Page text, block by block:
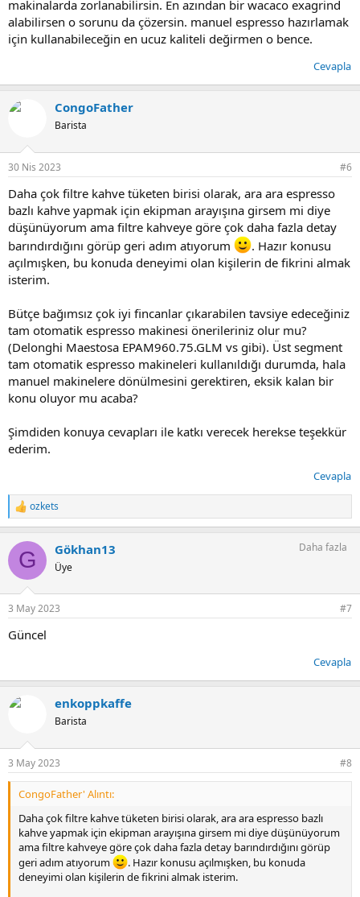
makinalarda zorlanabilirsin. En azından bir wacaco exagrind
alabilirsen o sorunu da çözersin. manuel espresso hazırlamak
için kullanabileceğin en ucuz kaliteli değirmen o bence.
Cevapla
CongoFather
Barista
30 Nis 2023 #6
Daha çok filtre kahve tüketen birisi olarak, ara ara espresso
bazlı kahve yapmak için ekipman arayışına girsem mi diye
düşünüyorum ama filtre kahveye göre çok daha fazla detay
barındırdığını görüp geri adım atıyorum
. Hazır konusu
açılmışken, bu konuda deneyimi olan kişilerin de fikrini almak
isterim.
Bütçe bağımsız çok iyi fincanlar çıkarabilen tavsiye edeceğiniz
tam otomatik espresso makinesi önerileriniz olur mu?
(Delonghi Maestosa EPAM960.75.GLM vs gibi). Üst segment
tam otomatik espresso makineleri kullanıldığı durumda, hala
manuel makinelere dönülmesini gerektiren, eksik kalan bir
konu oluyor mu acaba?
Şimdiden konuya cevapları ile katkı verecek herekse teşekkür
ederim.
Cevapla
T
e
k
l
ozkets
G Gökhan13
Üye
Daha fazla
3 May 2023 #7
Güncel
Cevapla
enkoppkaffe
Barista
3 May 2023 #8
CongoFather' Alıntı:
Daha çok filtre kahve tüketen birisi olarak, ara ara espresso bazlı
kahve yapmak için ekipman arayışına girsem mi diye düşünüyorum
ama filtre kahveye göre çok daha fazla detay barındırdığını görüp
geri adım atıyorum
. Hazır konusu açılmışken, bu konuda
deneyimi olan kişilerin de fikrini almak isterim.